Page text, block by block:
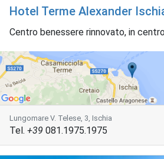
Hotel Terme Alexander
Centro benessere rinnovato, in
Lungomare V. Telese, 3, Ischia
Tel. +39 081.1975.1975